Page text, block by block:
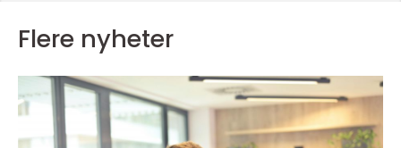
Flere nyheter